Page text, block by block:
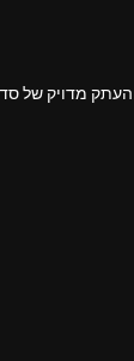
העתק מדויק של